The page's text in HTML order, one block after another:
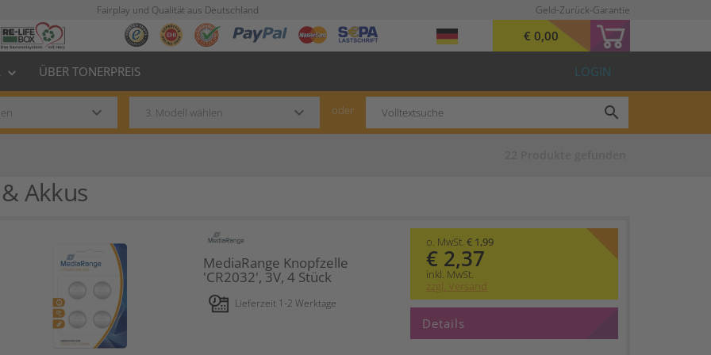
Fairplay und Qualität aus Deutschland Geld-Zurück-Garantie
€ 0,00
keyboard_arrow_down ÜBER TONERPREIS LOGIN
keyboard_arrow_down keyboard_arrow_down oder search
Akkus
MediaRange Knopfzelle
'CR2032', 3V, 4 Stück
Lieferzeit 1-2 Werktage
o. MwSt.€ 1,99
€ 2,37
inkl. MwSt.
zzgl. Versand
Details